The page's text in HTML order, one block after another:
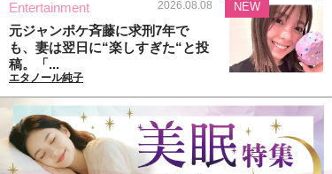
Entertainment 2026.08.08
元ジャンポケ斉藤に求刑7年で
も、妻は翌日に“楽しすぎた“と投
稿。「...
エタノール純子
NEW